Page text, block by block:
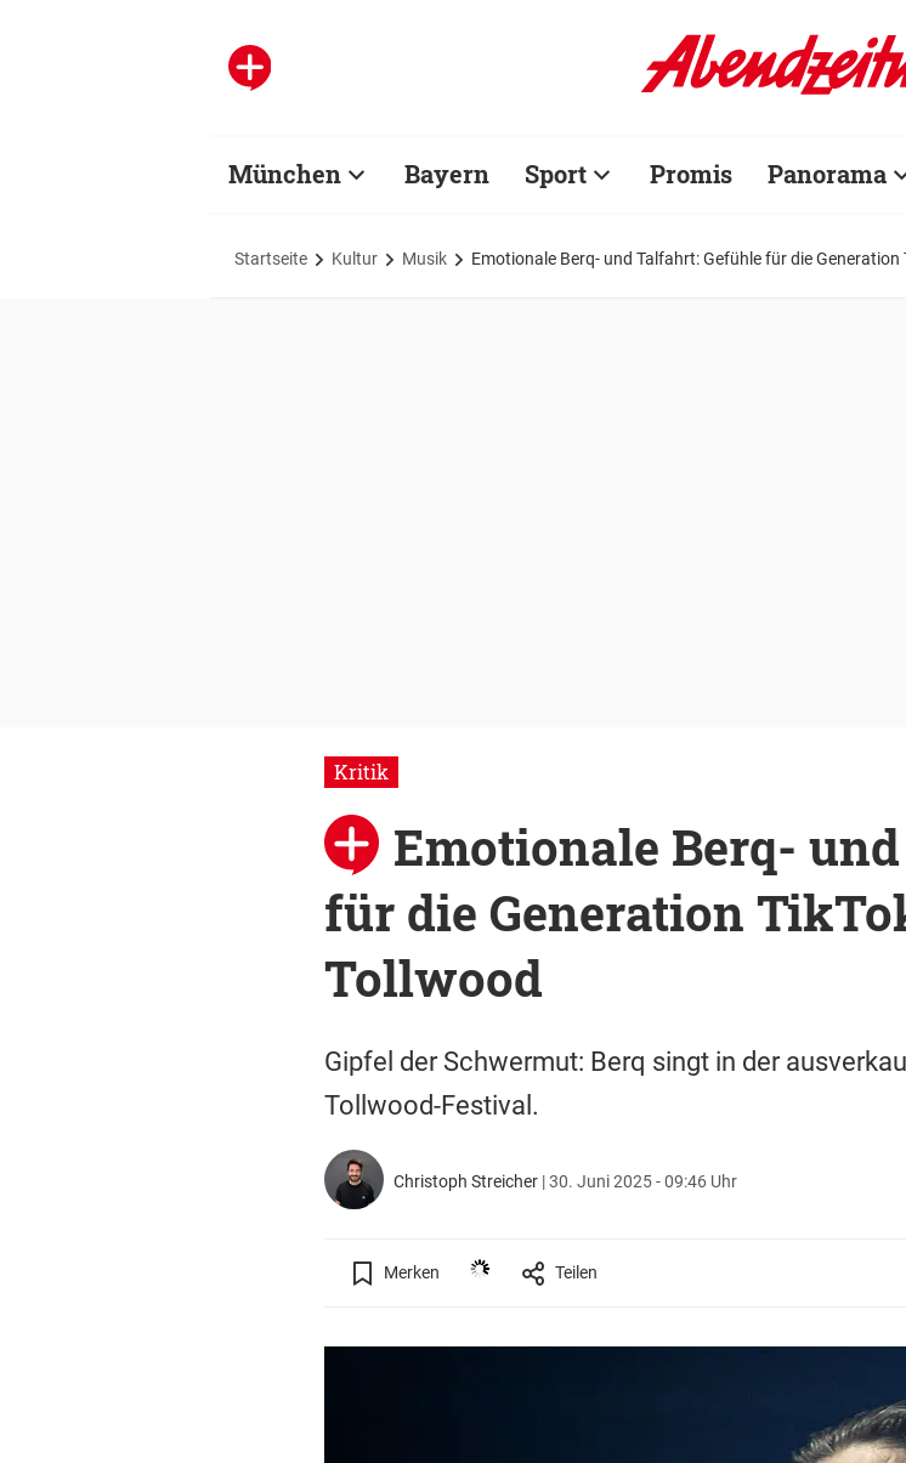
München Bayern Sport Promis Panorama
Startseite Kultur Musik Emotionale Berq- und Talfahrt: Gefühle für die Generation
Kritik
Emotionale Berq-
für die Generation
Tollwood
Gipfel der Schwermut: Berq singt in der
Tollwood-Festival.
Christoph Streicher |30. Juni 2025 - 09:46 Uhr
Merken Teilen